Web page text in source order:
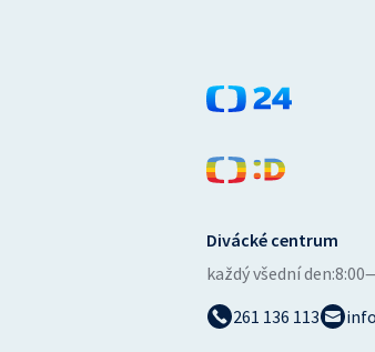
Divácké centrum
každý všední den:
261 136 113